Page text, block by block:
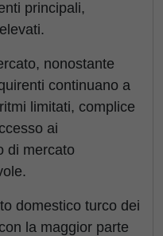
principali,
nonostante
continuano a
limitati, complice
ai
di mercato
domestico turco dei
la maggior parte